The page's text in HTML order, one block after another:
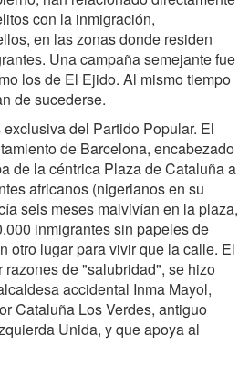
con la inmigración,
en las zonas donde residen
Una campaña semejante fue
los de El Ejido. Al mismo tiempo
de sucederse.
del Partido Popular. El
de Barcelona, encabezado
de la céntrica Plaza de Cataluña a
africanos (nigerianos en su
seis meses malvivían en la plaza,
inmigrantes sin papeles de
otro lugar para vivir que la calle. El
de "salubridad", se hizo
accidental Inma Mayol,
Cataluña Los Verdes, antiguo
Unida, y que apoya al